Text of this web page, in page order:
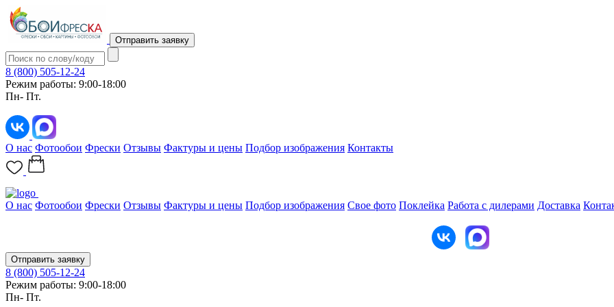
Отправить заявку
8 (800) 505-12-24
Режим работы: 9:00-18:00
Пн- Пт.
О нас Фотообои Фрески Отзывы Фактуры и цены Подбор изображения Контакты
О нас Фотообои Фрески Отзывы Фактуры и цены Подбор изображения Свое фото Поклейка Работа с дилерами Доставка
Отправить заявку
8 (800) 505-12-24
Режим работы: 9:00-18:00
Пн- Пт.